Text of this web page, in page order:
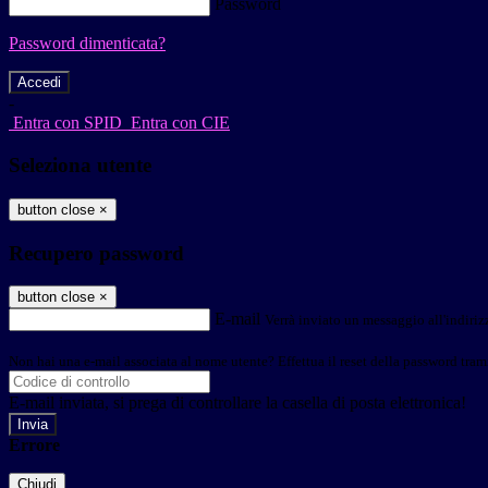
Password
Password dimenticata?
-
Entra con SPID Entra con CIE
Seleziona utente
button close ×
Recupero password
button close ×
E-mail Verrà inviato un messaggio
Non hai una e-mail associata al nome utente? Effettua il reset della password
E-mail inviata, si prega di controllare la casella di posta elettronica!
Errore
Chiudi